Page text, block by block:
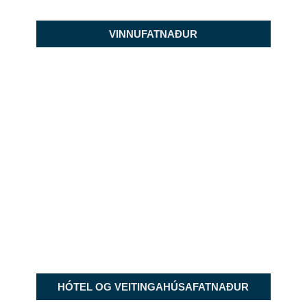
VINNUFATNAÐUR
HÓTEL OG VEITINGAHÚSAFATNAÐUR